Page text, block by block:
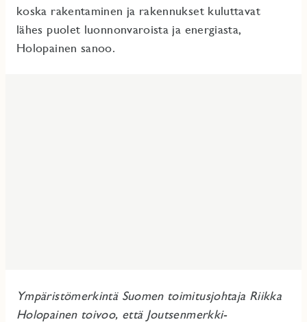
koska rakentaminen ja rakennukset kuluttavat
lähes puolet luonnonvaroista ja energiasta,
Holopainen sanoo.
Ympäristömerkintä Suomen toimitusjohtaja Riikka
Holopainen toivoo, että Joutsenmerkki-